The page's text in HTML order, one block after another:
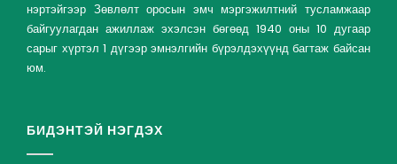
нэртэйгээр Зөвлөлт оросын эмч мэргэжилтний тусламжаар
байгуулагдан ажиллаж эхэлсэн бөгөөд 1940 оны 10 дугаар
сарыг хүртэл 1 дүгээр эмнэлгийн бүрэлдэхүүнд багтаж байсан
юм.
БИДЭНТЭЙ НЭГДЭХ